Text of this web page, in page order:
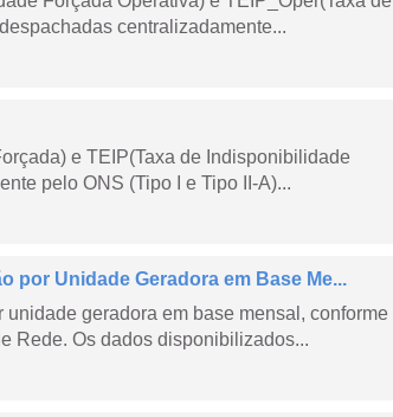
centralizadamente...
e TEIP(Taxa de Indisponibilidade
pelo ONS (Tipo I e Tipo II-A)...
por Unidade Geradora em Base Me...
geradora em base mensal, conforme
Rede. Os dados disponibilizados...